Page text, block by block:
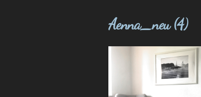
Aenna_neu (4)